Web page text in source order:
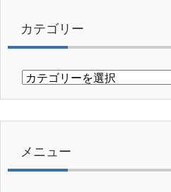
カテゴリー
カ
リ
メニュー